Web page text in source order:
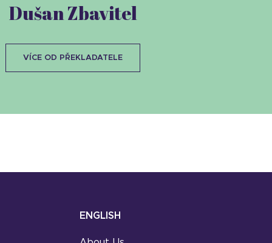
Dušan Zbavitel
VÍCE OD PŘEKLADATELE
ENGLISH